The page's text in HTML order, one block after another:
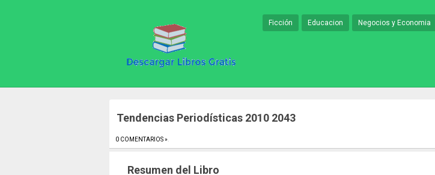
Ficción Educacion Negocios y Economia
Tendencias Periodísticas 2010 2043
0 COMENTARIOS »
Resumen del Libro